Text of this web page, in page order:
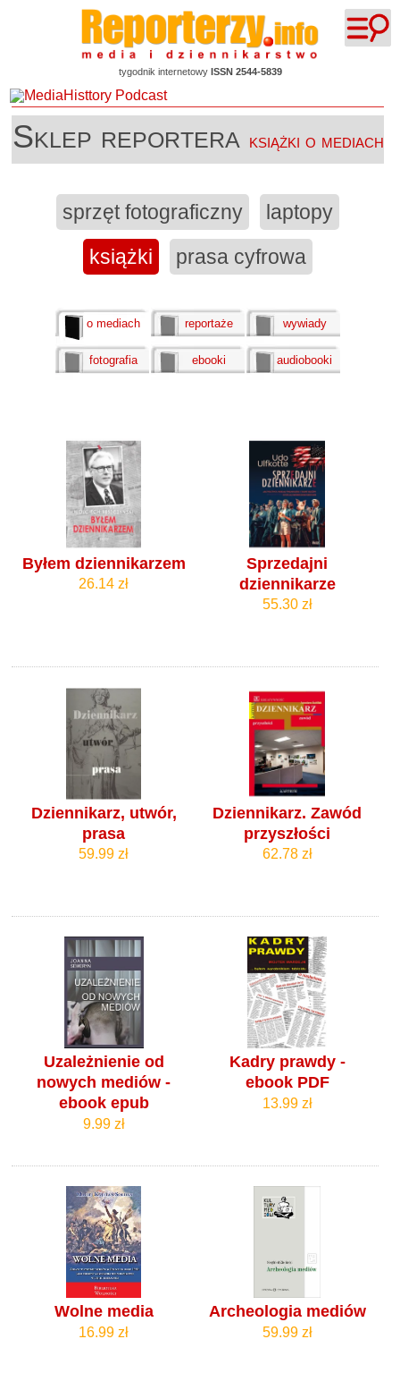
tygodnik internetowy ISSN 2544-5839
Sklep reportera książki o mediach
sprzęt fotograficzny
laptopy
książki
prasa cyfrowa
o mediach reportaże wywiady
fotografia ebooki audiobooki
Byłem dziennikarzem
26.14 zł
Sprzedajni
dziennikarze
55.30 zł
Dziennikarz, utwór,
prasa
59.99 zł
Dziennikarz. Zawód
przyszłości
62.78 zł
Uzależnienie od
nowych mediów -
ebook epub
9.99 zł
Kadry prawdy -
ebook PDF
13.99 zł
Wolne media
16.99 zł
Archeologia mediów
59.99 zł